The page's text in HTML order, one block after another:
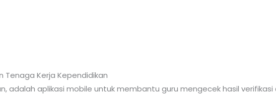
Tenaga Kerja Kependidikan
adalah aplikasi mobile untuk membantu guru mengecek hasil